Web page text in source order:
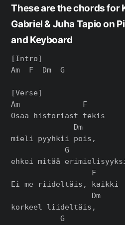
These are the chords for
Gabriel & Juha Tapio on
and Keyboard
[Intro]
Am  F  Dm  G
[Verse]
Am              F
Osaa historiast tekis
              Dm
mieli pyyhkii pois,
G
ehkei mitää
                  F
Ei me riideltäis, kaikki
                  Dm
korkeel liideltäis,
G